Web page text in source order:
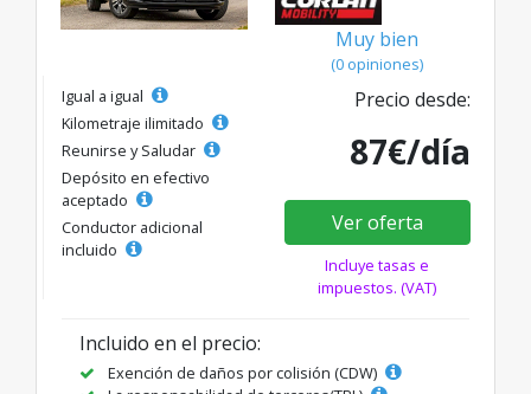
Muy bien
(0 opiniones)
Igual a igual
Kilometraje ilimitado
Reunirse y Saludar
Depósito en efectivo
aceptado
Conductor adicional
incluido
Precio desde:
87€/día
Ver oferta
Incluye tasas e
impuestos. (VAT)
Incluido en el precio:
Exención de daños por colisión (CDW)